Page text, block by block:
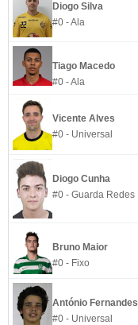
Diogo Silva
#0 - Ala
Tiago Macedo
#0 - Ala
Vicente Alves
#0 - Universal
Diogo Cunha
#0 - Guarda Redes
Bruno Maior
#0 - Fixo
António Fernandes
#0 - Universal